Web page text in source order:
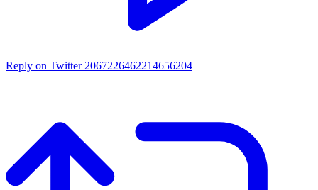
Reply on Twitter 2067226462214656204